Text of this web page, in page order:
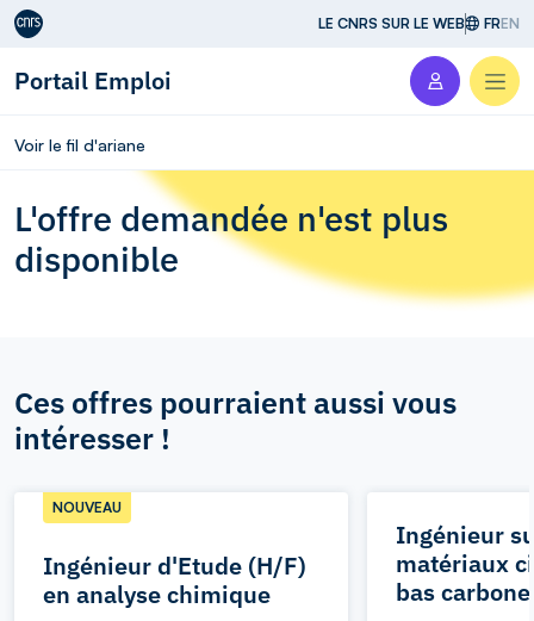
Aller au contenu LE CNRS SUR LE WEB FREN
Portail Emploi
Voir le fil d'ariane
L'offre demandée n'est plus
disponible
Ces offres pourraient aussi vous
intéresser !
Ingénieur d'Etude (H/F)
en analyse chimique
NOUVEAU
Ingénieur
matériaux
bas